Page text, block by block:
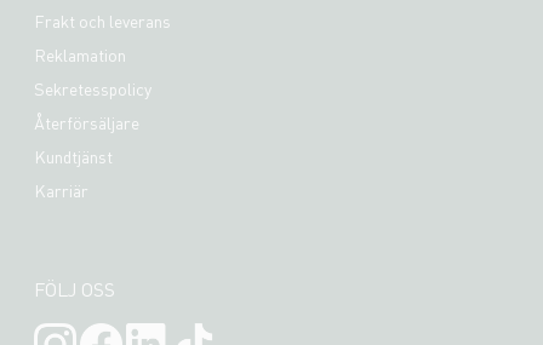
Frakt och leverans
Reklamation
Sekretesspolicy
Återförsäljare
Kundtjänst
Karriär
FÖLJ OSS